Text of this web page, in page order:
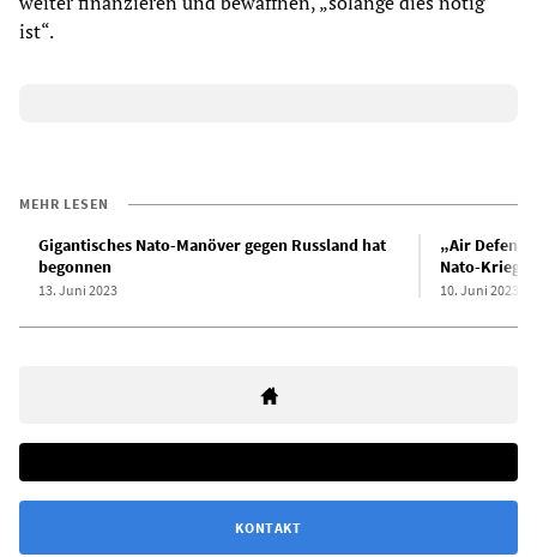
ist“.
MEHR LESEN
Gigantisches Nato-Manöver gegen Russland hat
begonnen
13. Juni 2023
„Air
Nato-
10. Juni 2023
KONTAKT